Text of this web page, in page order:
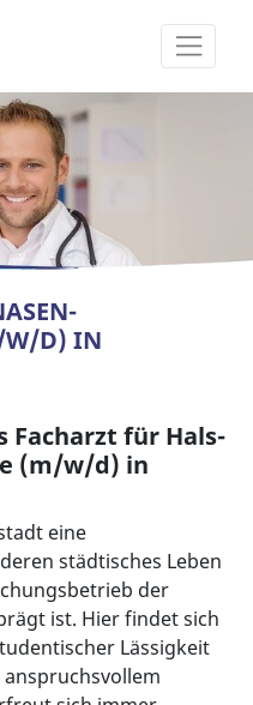
W/D) IN
Facharzt für Hals-
(m/w/d) in
eine
städtisches Leben
der
ist. Hier findet sich
Lässigkeit